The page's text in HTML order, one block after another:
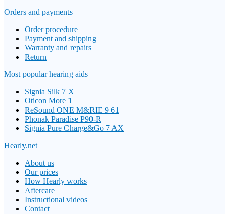
Orders and payments
Order procedure
Payment and shipping
Warranty and repairs
Return
Most popular hearing aids
Signia Silk 7 X
Oticon More 1
ReSound ONE M&RIE 9 61
Phonak Paradise P90-R
Signia Pure Charge&Go 7 AX
Hearly.net
About us
Our prices
How Hearly works
Aftercare
Instructional videos
Contact